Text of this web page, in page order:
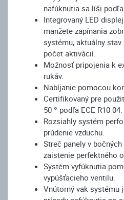
nafúknutia sa líši
Integrovaný LED
manžete zapínania
systému, aktuálny
počet aktivácií.
Možnosť pripojenia k
rukáv.
Nabíjanie pomocou
Certifikovaný pre
50 ° podľa ECE R10 04.
Rozsiahly systém
prúdenie vzduchu.
Streč panely v
zaistenie perfektného
Systém vyfúknutia
vypúšťacieho ventilu.
Vnútorný vak systému